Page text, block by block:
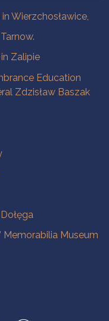
Wierzchosławice,
Zalipie
Education
Zdzisław Baszak
Memorabilia Museum